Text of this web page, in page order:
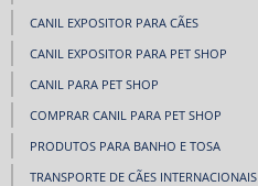
CANIL EXPOSITOR PARA CÃES
CANIL EXPOSITOR PARA PET SHOP
CANIL PARA PET SHOP
COMPRAR CANIL PARA PET SHOP
PRODUTOS PARA BANHO E TOSA
TRANSPORTE DE CÃES INTERNACIONAIS